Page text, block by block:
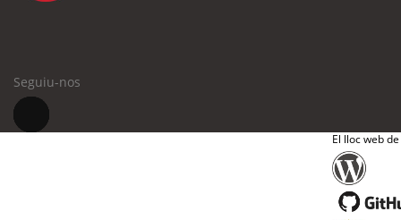
Seguiu-nos
El lloc web